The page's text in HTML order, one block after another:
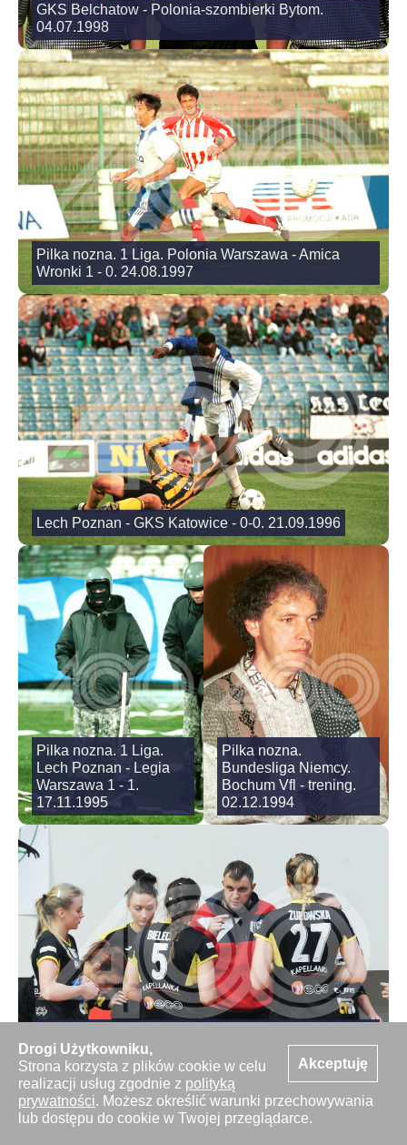
Akceptuję
Drogi Użytkowniku,
Strona korzysta z plików cookie w celu
realizacji usług zgodnie z polityką
prywatności. Możesz określić warunki przechowywania
lub dostępu do cookie w Twojej przeglądarce.
GKS Belchatow - Polonia-szombierki Bytom.
04.07.1998
Pilka nozna. 1 Liga. Polonia Warszawa - Amica
Wronki 1 - 0. 24.08.1997
Lech Poznan - GKS Katowice - 0-0. 21.09.1996
Pilka nozna. 1 Liga.
Lech Poznan - Legia
Warszawa 1 - 1.
17.11.1995
Pilka nozna.
Bundesliga Niemcy.
Bochum Vfl - trening.
02.12.1994
Krapkowice - KPR Jelenia Gora. 19.12.2018